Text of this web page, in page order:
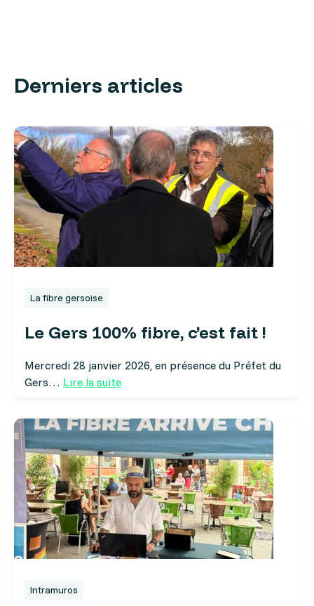
Derniers articles
La fibre gersoise
Le Gers 100% fibre, c’est fait !
Mercredi 28 janvier 2026, en présence du Préfet du
Gers… Lire la suite
Intramuros